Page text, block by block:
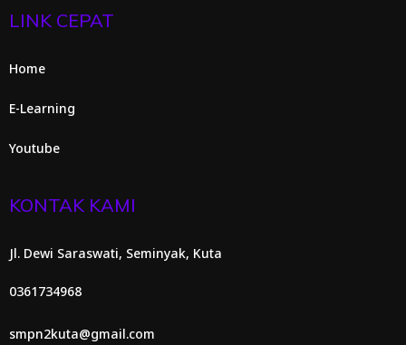
LINK CEPAT
Home
E-Learning
Youtube
KONTAK KAMI
Jl. Dewi Saraswati, Seminyak, Kuta
0361734968
smpn2kuta@gmail.com